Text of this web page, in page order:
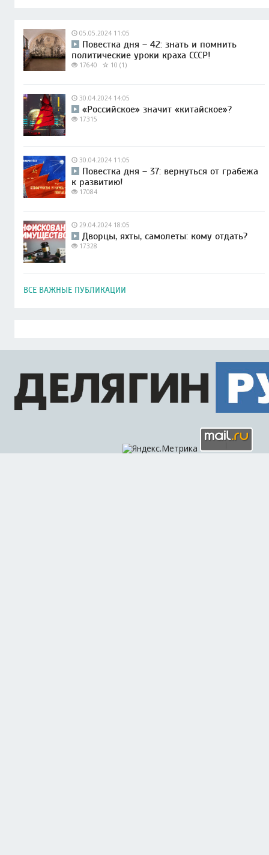
05.05.2024 11:05
Повестка дня – 42: знать и помнить
политические уроки краха СССР!
17640 10 (1)
30.04.2024 14:05
«Российское» значит «китайское»?
17315
30.04.2024 11:05
Повестка дня – 37: вернуться от грабежа
к развитию!
17084
29.04.2024 18:05
Дворцы, яхты, самолеты: кому отдать?
17328
ВСЕ ВАЖНЫЕ ПУБЛИКАЦИИ